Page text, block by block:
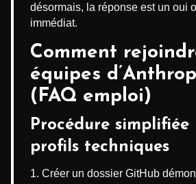
désormais, la réponse est un oui
immédiat.
Comment
équipes
(FAQ emploi)
Procédure simplifiée
profils techniques
Créer un dossier GitHub